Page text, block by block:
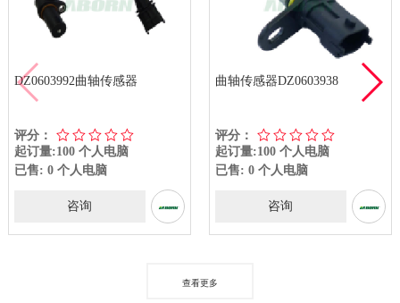
DZ0603992曲轴传感器
评分：
起订量:100 个人电脑
已售: 0 个人电脑
咨询
曲轴传感器DZ0603938
评分：
起订量:100 个人电脑
已售: 0 个人电脑
咨询
查看更多